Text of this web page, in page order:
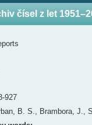
čísel z let
927
B. S., Brambora, J.,